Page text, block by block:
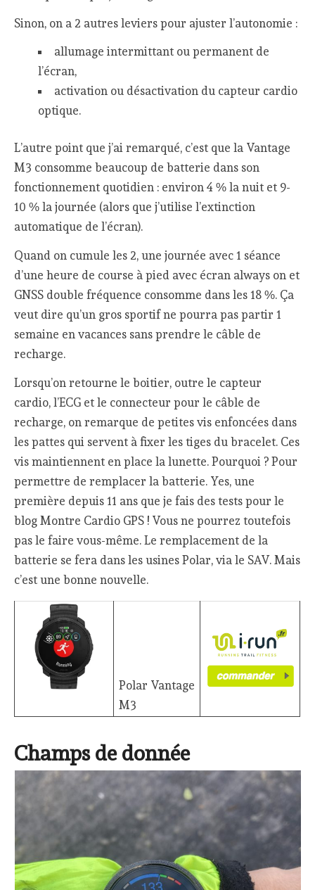
Sinon, on a 2 autres leviers pour ajuster l’autonomie :
allumage intermittant ou permanent de
l’écran,
activation ou désactivation du capteur cardio
optique.
L’autre point que j’ai remarqué, c’est que la Vantage
M3 consomme beaucoup de batterie dans son
fonctionnement quotidien : environ 4 % la nuit et 9-
10 % la journée (alors que j’utilise l’extinction
automatique de l’écran).
Quand on cumule les 2, une journée avec 1 séance
d’une heure de course à pied avec écran always on et
GNSS double fréquence consomme dans les 18 %. Ça
veut dire qu’un gros sportif ne pourra pas partir 1
semaine en vacances sans prendre le câble de
recharge.
Lorsqu’on retourne le boitier, outre le capteur
cardio, l’ECG et le connecteur pour le câble de
recharge, on remarque de petites vis enfoncées dans
les pattes qui servent à fixer les tiges du bracelet. Ces
vis maintiennent en place la lunette. Pourquoi ? Pour
permettre de remplacer la batterie. Yes, une
première depuis 11 ans que je fais des tests pour le
blog Montre Cardio GPS ! Vous ne pourrez toutefois
pas le faire vous-même. Le remplacement de la
batterie se fera dans les usines Polar, via le SAV. Mais
c’est une bonne nouvelle.
Polar Vantage
M3
Champs de donnée